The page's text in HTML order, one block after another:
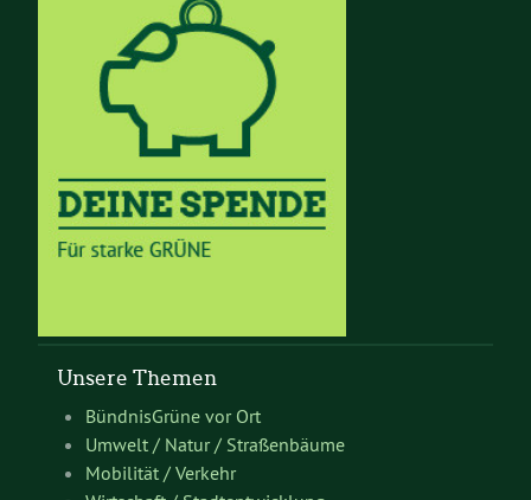
Unsere Themen
BündnisGrüne vor Ort
Umwelt / Natur / Straßenbäume
Mobilität / Verkehr